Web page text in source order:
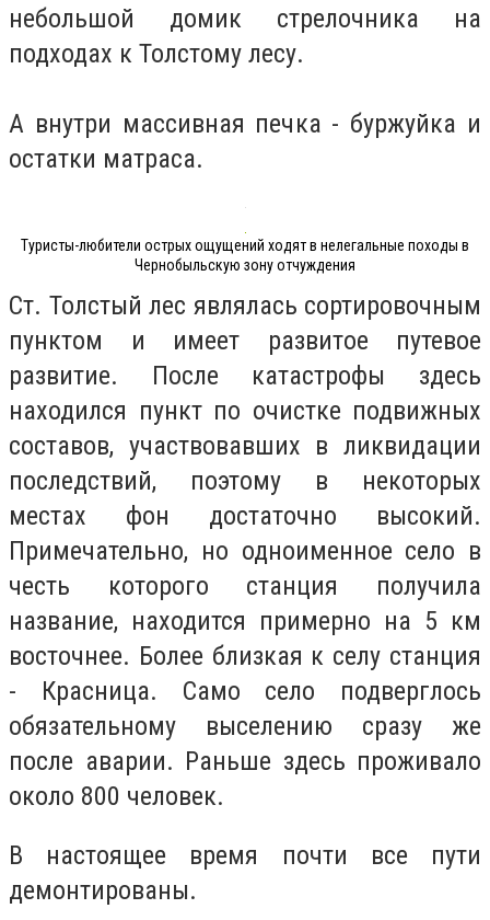
небольшой домик стрелочника на
подходах к Толстому лесу.
А внутри массивная печка - буржуйка и
остатки матраса.
Туристы-любители острых ощущений ходят в нелегальные походы в
Чернобыльскую зону отчуждения
Ст. Толстый лес являлась сортировочным
пунктом и имеет развитое путевое
развитие. После катастрофы здесь
находился пункт по очистке подвижных
составов, участвовавших в ликвидации
последствий, поэтому в некоторых
местах фон достаточно высокий.
Примечательно, но одноименное село в
честь которого станция получила
название, находится примерно на 5 км
восточнее. Более близкая к селу станция
- Красница. Само село подверглось
обязательному выселению сразу же
после аварии. Раньше здесь проживало
около 800 человек.
В настоящее время почти все пути
демонтированы.